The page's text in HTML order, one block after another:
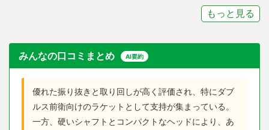
もっと見る
みんなの口コミまとめ AI要約
優れた振り抜きと取り回しが高く評価され、特にダブ
ルス前衛向けのラケットとして支持が集まっている。
一方、硬いシャフトとコンパクトなヘッドにより、あ